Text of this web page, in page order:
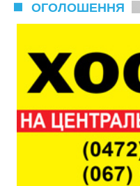
ОГОЛОШЕННЯ